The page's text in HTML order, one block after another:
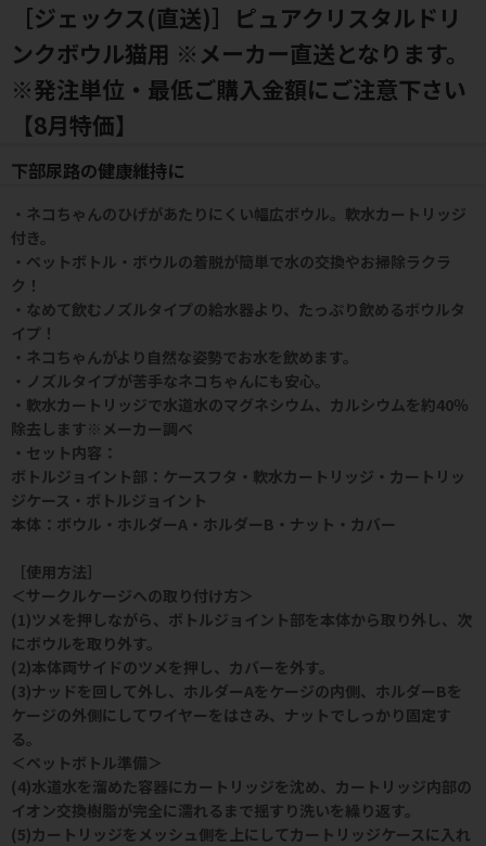
［ジェックス(直送)］ピュアクリスタルドリ
ンクボウル猫用 ※メーカー直送となります。
※発注単位・最低ご購入金額にご注意下さい
【8月特価】
下部尿路の健康維持に
・ネコちゃんのひげがあたりにくい幅広ボウル。軟水カートリッジ
付き。
・ペットボトル・ボウルの着脱が簡単で水の交換やお掃除ラクラ
ク！
・なめて飲むノズルタイプの給水器より、たっぷり飲めるボウルタ
イプ！
・ネコちゃんがより自然な姿勢でお水を飲めます。
・ノズルタイプが苦手なネコちゃんにも安心。
・軟水カートリッジで水道水のマグネシウム、カルシウムを約40％
除去します※メーカー調べ
・セット内容：
ボトルジョイント部：ケースフタ・軟水カートリッジ・カートリッ
ジケース・ボトルジョイント
本体：ボウル・ホルダーA・ホルダーB・ナット・カバー
［使用方法］
＜サークルケージへの取り付け方＞
(1)ツメを押しながら、ボトルジョイント部を本体から取り外し、次
にボウルを取り外す。
(2)本体両サイドのツメを押し、カバーを外す。
(3)ナッドを回して外し、ホルダーAをケージの内側、ホルダーBを
ケージの外側にしてワイヤーをはさみ、ナットでしっかり固定す
る。
＜ペットボトル準備＞
(4)水道水を溜めた容器にカートリッジを沈め、カートリッジ内部の
イオン交換樹脂が完全に濡れるまで揺すり洗いを繰り返す。
(5)カートリッジをメッシュ側を上にしてカートリッジケースに入れ